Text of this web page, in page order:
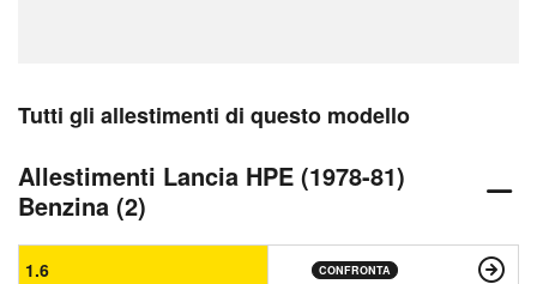
Tutti gli allestimenti di questo modello
Allestimenti Lancia HPE (1978-81)
Benzina (2)
1.6 CONFRONTA